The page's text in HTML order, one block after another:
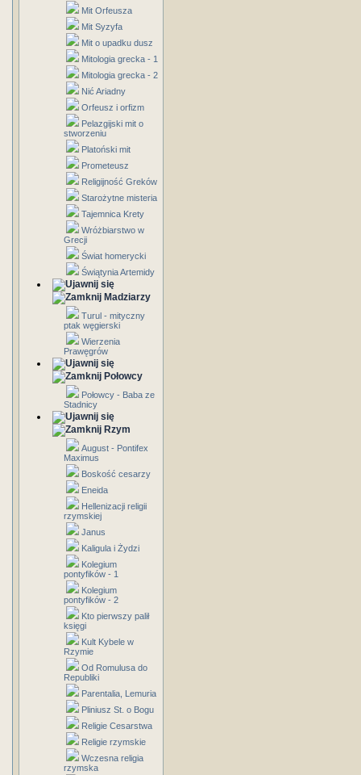
Mit Orfeusza
Mit Syzyfa
Mit o upadku dusz
Mitologia grecka - 1
Mitologia grecka - 2
Nić Ariadny
Orfeusz i orfizm
Pelazgijski mit o
stworzeniu
Platoński mit
Prometeusz
Religijność Greków
Starożytne misteria
Tajemnica Krety
Wróżbiarstwo w
Grecji
Świat homerycki
Świątynia Artemidy
Madziarzy
Turul - mityczny
ptak węgierski
Wierzenia
Prawęgrów
Połowcy
Połowcy - Baba ze
Stadnicy
Rzym
August - Pontifex
Maximus
Boskość cesarzy
Eneida
Hellenizacji religii
rzymskiej
Janus
Kaligula i Żydzi
Kolegium
pontyfików - 1
Kolegium
pontyfików - 2
Kto pierwszy palił
księgi
Kult Kybele w
Rzymie
Od Romulusa do
Republiki
Parentalia, Lemuria
Pliniusz St. o Bogu
Religie Cesarstwa
Religie rzymskie
Wczesna religia
rzymska